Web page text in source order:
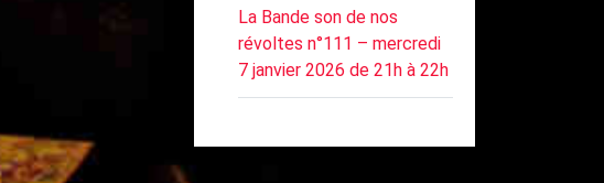
La Bande son de nos
révoltes n°111 – mercredi
7 janvier 2026 de 21h à 22h